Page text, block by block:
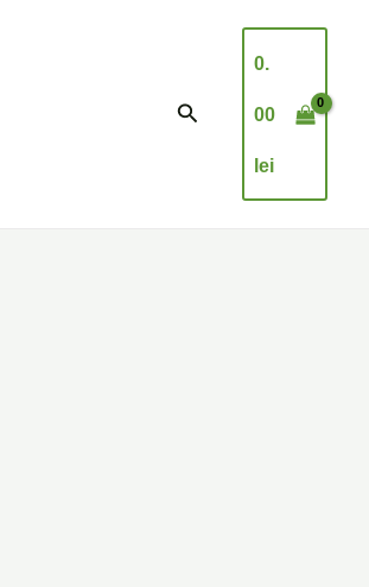
Search
0.
00
lei